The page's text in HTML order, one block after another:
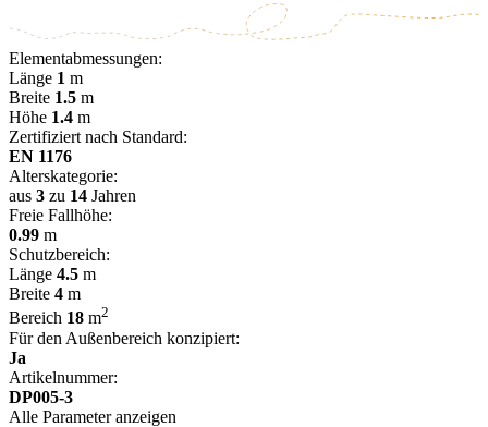
Elementabmessungen:
Länge 1 m
Breite 1.5 m
Höhe 1.4 m
Zertifiziert nach Standard:
EN 1176
Alterskategorie:
aus 3 zu 14 Jahren
Freie Fallhöhe:
0.99 m
Schutzbereich:
Länge 4.5 m
Breite 4 m
Bereich 18 m2
Für den Außenbereich konzipiert:
Ja
Artikelnummer:
DP005-3
Alle Parameter anzeigen